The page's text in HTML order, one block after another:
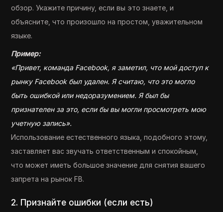
обзор. Укажите причину, если вы это знаете, и
объясните, что произошло на простом, уважительном
языке.
Пример:
«Привет, команда Facebook, я заметил, что мой доступ к
рынку Facebook был удален. Я считаю, что это могло
быть ошибкой или недоразумением. Я был бы
признателен за это, если бы вы могли просмотреть мою
учетную запись».
Использование естественного языка, подобного этому,
заставляет вас звучать ответственным и спокойным,
что может иметь большое значение для снятия вашего
запрета на рынок FB.
2. Признайте ошибки (если есть)